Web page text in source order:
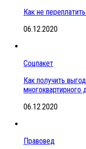
Как не
06.12.2020
Соцпакет
Как получить
многоквартирного
06.12.2020
Правовед